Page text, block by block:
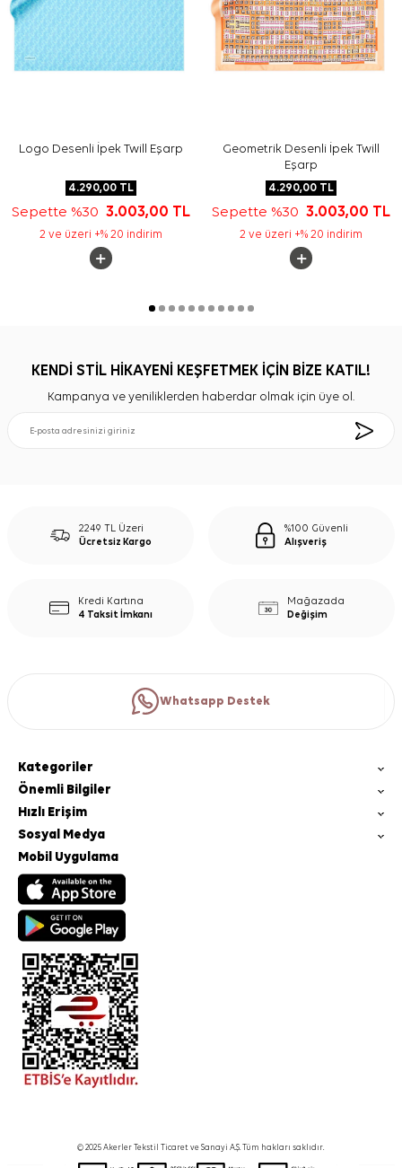
Logo Desenli İpek Twill Eşarp
4.290,00TL
Sepette %30 3.003,00 TL
2 ve üzeri +% 20 indirim
Geometrik Desenli İpek Twill
Eşarp
4.290,00 TL
Sepette %303.003,00 TL
2 ve üzeri +% 20 indirim
KENDİ STİL HİKAYENİ KEŞFETMEK İÇİN BİZE KATIL!
Kampanya ve yeniliklerden haberdar olmak için üye ol.
2249 TL Üzeri
Ücretsiz Kargo
%100 Güvenli
Alışveriş
Kredi Kartına
4 Taksit İmkanı
Mağazada
Değişim
Whatsapp Destek
Kategoriler
Önemli Bilgiler
Hızlı Erişim
Sosyal Medya
Mobil Uygulama
© 2025 Akerler Tekstil Ticaret ve Sanayi A.Ş. Tüm hakları saklıdır.